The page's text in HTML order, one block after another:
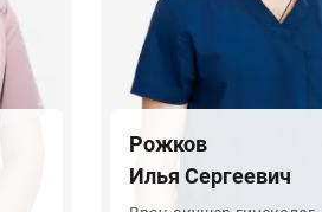
Рожков
Илья Сергеевич